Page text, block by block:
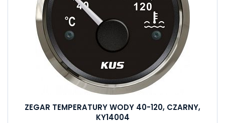
ZEGAR TEMPERATURY WODY 40-120, CZARNY,
KY14004